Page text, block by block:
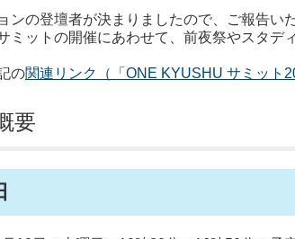
ンの登壇者が決まりましたので、ご報告い
ミットの開催にあわせて、前夜祭やスタデ
の関連リンク（「ONE KYUSHU サミット
要